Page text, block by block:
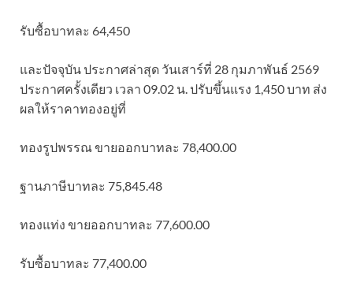
รับซื้อบาทละ 64,450
และปัจจุบัน ประกาศล่าสุด วันเสาร์ที่ 28 กุมภาพันธ์ 2569
ประกาศครั้งเดียว เวลา 09.02 น. ปรับขึ้นแรง 1,450 บาท ส่ง
ผลให้ราคาทองอยู่ที่
ทองรูปพรรณ ขายออกบาทละ 78,400.00
ฐานภาษีบาทละ 75,845.48
ทองแท่ง ขายออกบาทละ 77,600.00
รับซื้อบาทละ 77,400.00